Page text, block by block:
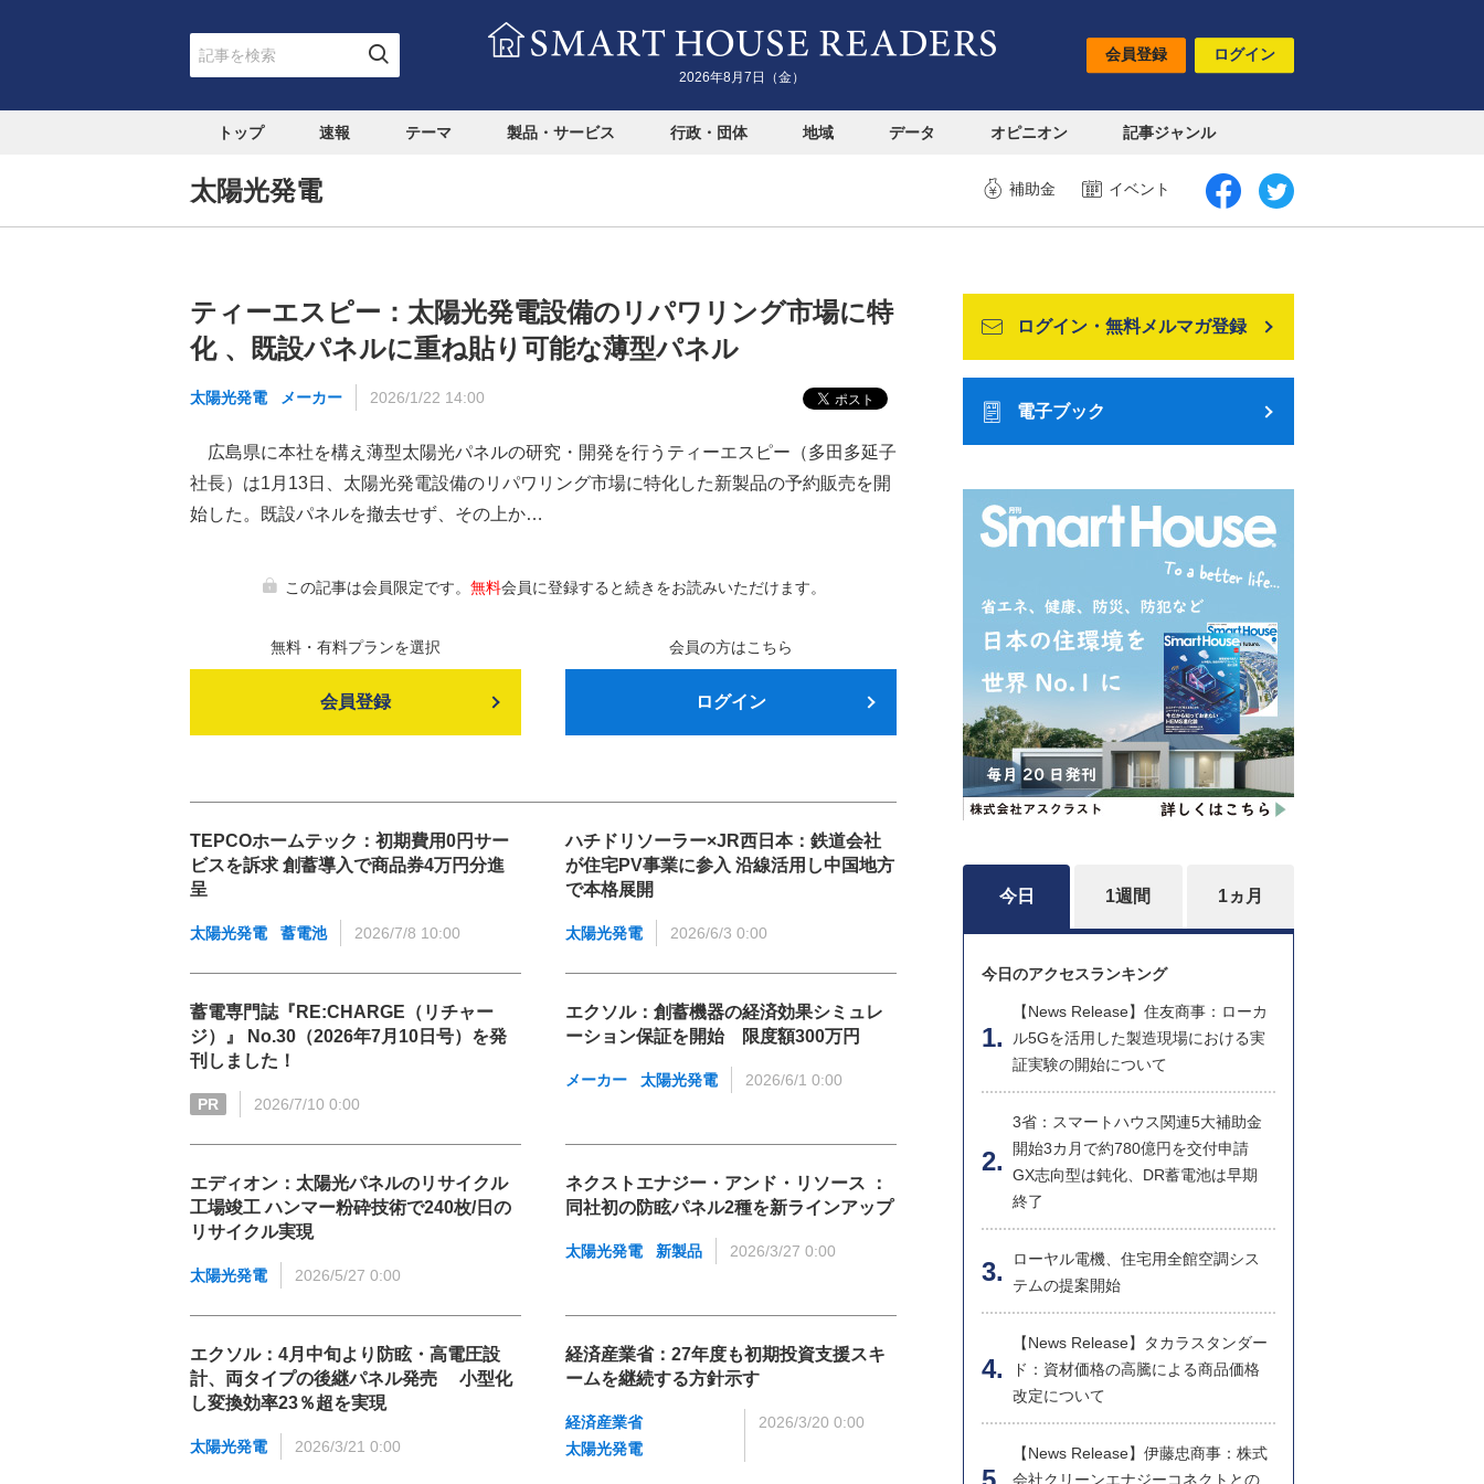
2026年8月7日（金）
会員登録 ログイン
トップ 速報 テーマ 製品・サービス 行政・団体 地域 データ オピニオン 記事ジャンル
太陽光発電 補助金 イベント
ティーエスピー：太陽光発電設備のリパワリング市場に特
化 、既設パネルに重ね貼り可能な薄型パネル
太陽光発電 メーカー 2026/1/22 14:00
広島県に本社を構え薄型太陽光パネルの研究・開発を行うティーエスピー（多田多延子
社長）は1月13日、太陽光発電設備のリパワリング市場に特化した新製品の予約販売を開
始した。既設パネルを撤去せず、その上か…
この記事は会員限定です。 無料会員に登録すると続きをお読みいただけます。
無料・有料プランを選択
会員登録
会員の方はこちら
ログイン
TEPCOホームテック：初期費用0円サー
ビスを訴求 創蓄導入で商品券4万円分進
呈
太陽光発電 蓄電池 2026/7/8 10:00
ハチドリソーラー×JR西日本：鉄道会社
が住宅PV事業に参入 沿線活用し中国地方
で本格展開
太陽光発電 2026/6/3 0:00
蓄電専門誌『RE:CHARGE（リチャー
ジ）』 No.30（2026年7月10日号）を発
刊しました！
PR 2026/7/10 0:00
エクソル：創蓄機器の経済効果シミュレ
ーション保証を開始 限度額300万円
メーカー 太陽光発電 2026/6/1 0:00
エディオン：太陽光パネルのリサイクル
工場竣工 ハンマー粉砕技術で240枚/日の
リサイクル実現
太陽光発電 2026/5/27 0:00
ネクストエナジー・アンド・リソース ：
同社初の防眩パネル2種を新ラインアップ
太陽光発電 新製品 2026/3/27 0:00
エクソル：4月中旬より防眩・高電圧設
計、両タイプの後継パネル発売 小型化
し変換効率23％超を実現
太陽光発電 2026/3/21 0:00
経済産業省：27年度も初期投資支援スキ
ームを継続する方針示す
経済産業省
太陽光発電
2026/3/20 0:00
ログイン・無料メルマガ登録
電子ブック
今日 1週間 1ヵ月
今日のアクセスランキング
【News Release】住友商事：ローカ
ル5Gを活用した製造現場における実
証実験の開始について
3省：スマートハウス関連5大補助金
開始3カ月で約780億円を交付申請
GX志向型は鈍化、DR蓄電池は早期
終了
ローヤル電機、住宅用全館空調シス
テムの提案開始
【News Release】タカラスタンダー
ド：資材価格の高騰による商品価格
改定について
【News Release】伊藤忠商事：株式
会社クリーンエナジーコネクトとの